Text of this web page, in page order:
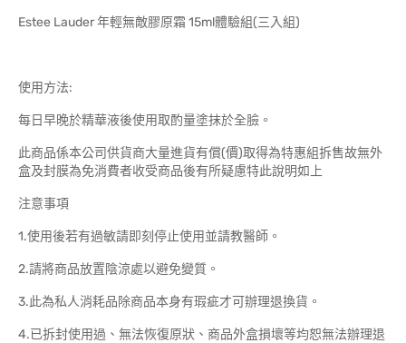
Estee Lauder 年輕無敵膠原霜 15ml體驗組(三入組)
使用方法:
每日早晚於精華液後使用取酌量塗抹於全臉。
此商品係本公司供貨商大量進貨有償(價)取得為特惠組拆售故無外
盒及封膜為免消費者收受商品後有所疑慮特此說明如上
注意事項
1.使用後若有過敏請即刻停止使用並請教醫師。
2.請將商品放置陰涼處以避免變質。
3.此為私人消耗品除商品本身有瑕疵才可辦理退換貨。
4.已拆封使用過、無法恢復原狀、商品外盒損壞等均恕無法辦理退